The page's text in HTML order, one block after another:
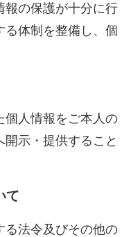
報の保護が十分に行
る体制を整備し、個
個人情報をご本人の
開示・提供すること
て
る法令及びその他の